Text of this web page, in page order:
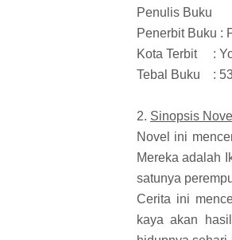
Penulis Buku
Penerbit Buku :
Kota Terbit
:
Tebal Buku
:
2. Sinopsis
Novel ini
Mereka adalah
satunya
Cerita ini
kaya akan